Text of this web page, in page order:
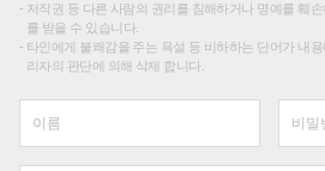
저작권 등 다른 사람의 권리를 침해하거나 명예를 훼
를 받을 수 있습니다.
타인에게 불쾌감을 주는 욕설 등 비하하는 단어가 내
리자의 판단에 의해 삭제 합니다.